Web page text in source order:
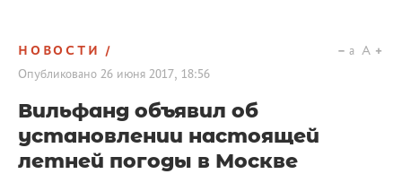
НОВОСТИ
Опубликовано 26 июня 2017, 18:56
a A
Вильфанд объявил об
установлении настоящей
летней погоды в Москве